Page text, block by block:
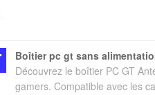
boîtier pc gt sans
Découvrez le boîtier PC GT
gamers. Compatible avec les